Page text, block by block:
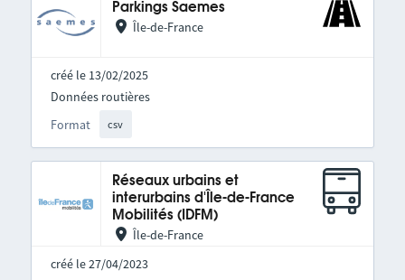
Parkings Saemes
Île-de-France
créé le 13/02/2025
Format csv
Données routières
Réseaux urbains et
interurbains d'Île-de-France
Mobilités (IDFM)
Île-de-France
créé le 27/04/2023